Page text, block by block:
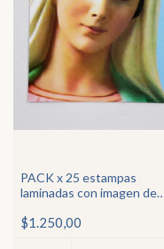
PACK x 25 estampas
laminadas con imagen de
$1.250,00